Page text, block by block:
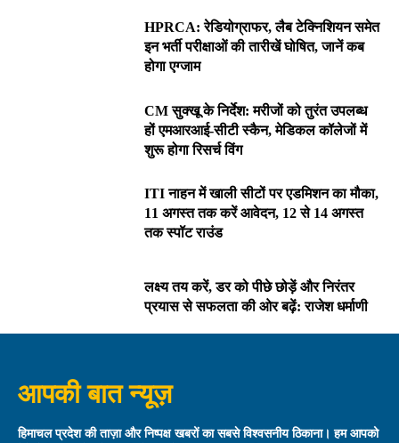
HPRCA: रेडियोग्राफर, लैब टेक्निशियन समेत
इन भर्ती परीक्षाओं की तारीखें घोषित, जानें कब
होगा एग्जाम
CM सुक्खू के निर्देश: मरीजों को तुरंत उपलब्ध
हों एमआरआई-सीटी स्कैन, मेडिकल कॉलेजों में
शुरू होगा रिसर्च विंग
ITI नाहन में खाली सीटों पर एडमिशन का मौका,
11 अगस्त तक करें आवेदन, 12 से 14 अगस्त
तक स्पॉट राउंड
लक्ष्य तय करें, डर को पीछे छोड़ें और निरंतर
प्रयास से सफलता की ओर बढ़ें: राजेश धर्माणी
आपकी बात न्यूज़
हिमाचल प्रदेश की ताज़ा और निष्पक्ष खबरों का सबसे विश्वसनीय ठिकाना। हम आपको